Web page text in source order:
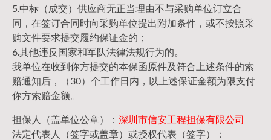
5.中标（成交）供应商无正当理由不与采购单位订立合
同，在签订合同时向采购单位提出附加条件，或不按照采
购文件要求提交履约保证金的；
6.其他违反国家和军队法律法规行为的。
我单位在收到你方提交的本保函原件及符合上述条件的索
赔通知后，（30）个工作日内，以上述保证金额为限支付
你方索赔金额。
担保人（盖单位公章）： 深圳市信安工程担保有限公司
法定代表人（签字或盖章）或授权代表（签字）：